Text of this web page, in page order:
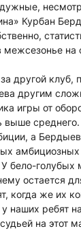
Курбан
на
другой клуб,
другим
игры от
выше
а Бердыев
бело-голубых
остается
когда же их
наших ребят
на